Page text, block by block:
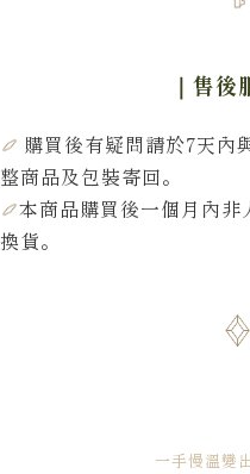
｜售後
購買後有疑問請於7天內
整商品及包裝寄回。
本商品購買後一個月內
換貨。
一手慢溫變